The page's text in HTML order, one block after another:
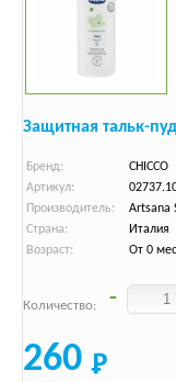
Защитная тальк-
Бренд:
CHICCO
Артикул:
Производитель:
Artsana
Страна:
Италия
Возраст:
От 0
Количество: -
260